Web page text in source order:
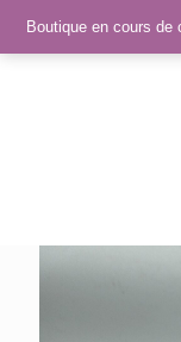
Boutique en cours